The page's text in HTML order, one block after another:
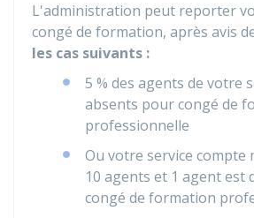
L'administration peut reporter
congé de formation, après avis
les cas suivants :
5 % des agents de votre
absents pour congé de
professionnelle
Ou votre service compte
10 agents et 1 agent est
congé de formation